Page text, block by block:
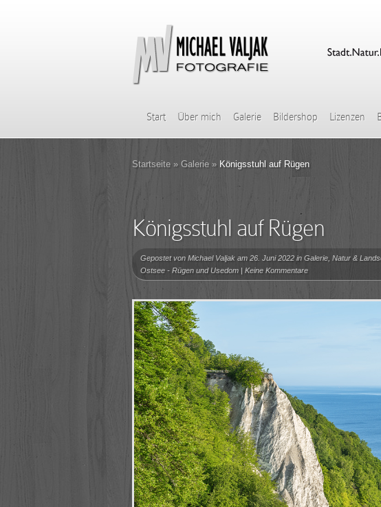
Start Über mich Galerie Bildershop Lizenzen
Startseite » Galerie » Königsstuhl auf Rügen
Königsstuhl auf Rügen
Gepostet von Michael Valjak am 26. Juni 2022 in Galerie Natur &
Ostsee - Rügen und Usedom | Keine Kommentare